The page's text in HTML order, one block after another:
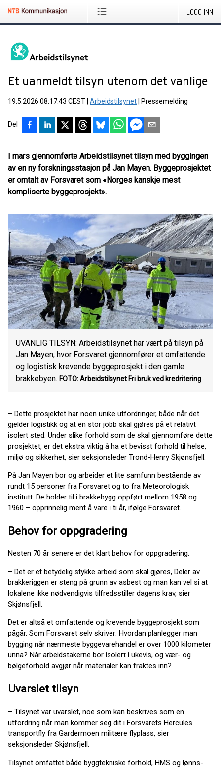
LOGG INN
Et uanmeldt tilsyn utenom det vanlige
19.5.2026 08:17:43 CEST Arbeidstilsynet Pressemelding
Del
I mars gjennomførte Arbeidstilsynet tilsyn med byggingen
av en ny forskningsstasjon på Jan Mayen. Byggeprosjektet
er omtalt av Forsvaret som «Norges kanskje mest
kompliserte byggeprosjekt».
UVANLIG TILSYN: Arbeidstilsynet har vært på tilsyn på
Jan Mayen, hvor Forsvaret gjennomfører et omfattende
og logistisk krevende byggeprosjekt i den gamle
brakkebyen. FOTO: Arbeidstilsynet Fri bruk ved kredritering
– Dette prosjektet har noen unike utfordringer, både når det
gjelder logistikk og at en stor jobb skal gjøres på et relativt
isolert sted. Under slike forhold som de skal gjennomføre dette
prosjektet, er det ekstra viktig å ha et bevisst forhold til helse,
miljø og sikkerhet, sier seksjonsleder Trond-Henry Skjønsfjell.
På Jan Mayen bor og arbeider et lite samfunn bestående av
rundt 15 personer fra Forsvaret og to fra Meteorologisk
institutt. De holder til i brakkebygg oppført mellom 1958 og
1960 – opprinnelig ment å vare i ti år, ifølge Forsvaret.
Behov for oppgradering
Nesten 70 år senere er det klart behov for oppgradering.
– Det er et betydelig stykke arbeid som skal gjøres, Deler av
brakkeriggen er steng på grunn av asbest og man kan vel si at
lokalene ikke nødvendigvis tilfredsstiller dagens krav, sier
Skjønsfjell.
Det er altså et omfattende og krevende byggeprosjekt som
pågår. Som Forsvaret selv skriver: Hvordan planlegger man
bygging når nærmeste byggevarehandel er over 1000 kilometer
unna? Når arbeidstakerne bor isolert i ukevis, og vær- og
bølgeforhold avgjør når materialer kan fraktes inn?
Uvarslet tilsyn
– Tilsynet var uvarslet, noe som kan beskrives som en
utfordring når man kommer seg dit i Forsvarets Hercules
transportfly fra Gardermoen militære flyplass, sier
seksjonsleder Skjønsfjell.
Tilsynet omfattet både byggtekniske forhold, HMS og lønns-